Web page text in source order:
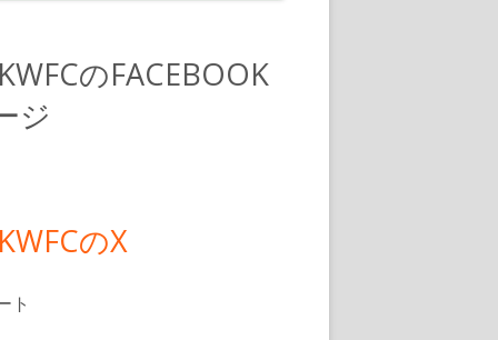
のFACEBOOK
ジ
のX
ト